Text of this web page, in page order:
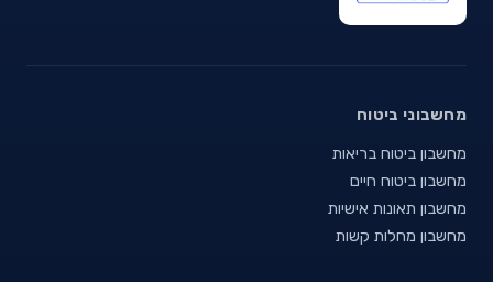
מחשבוני ביטוח
מחשבון ביטוח בריאות
מחשבון ביטוח חיים
מחשבון תאונות אישיות
מחשבון מחלות קשות